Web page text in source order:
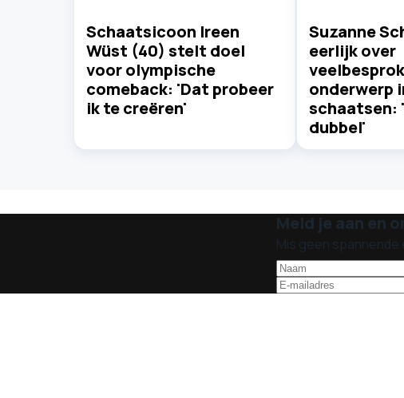
Schaatsicoon Ireen
Wüst (40) stelt doel
voor olympische
comeback: 'Dat probeer
ik te creëren'
Suzanne
eerlijk over
onderwerp
schaatsen:
dubbel'
Meld je aan en
Mis geen